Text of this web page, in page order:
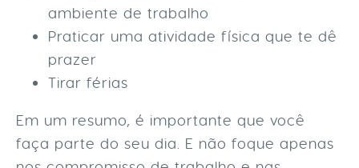
ambiente de trabalho
Praticar uma atividade física que te dê
prazer
Tirar férias
Em um resumo, é importante que você
faça parte do seu dia. E não foque apenas